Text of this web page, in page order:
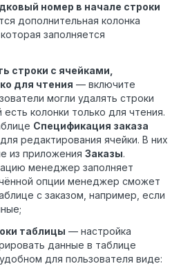
номер в начале строки
дополнительная колонка
заполняется
строки с ячейками,
для чтения — включите
могли удалять строки
колонки только для чтения.
Спецификация заказа
редактирования ячейки. В них
из приложения Заказы.
менеджер заполняет
опции менеджер сможет
с заказом, например, если
таблицы — настройка
данные в таблице
для пользователя виде: